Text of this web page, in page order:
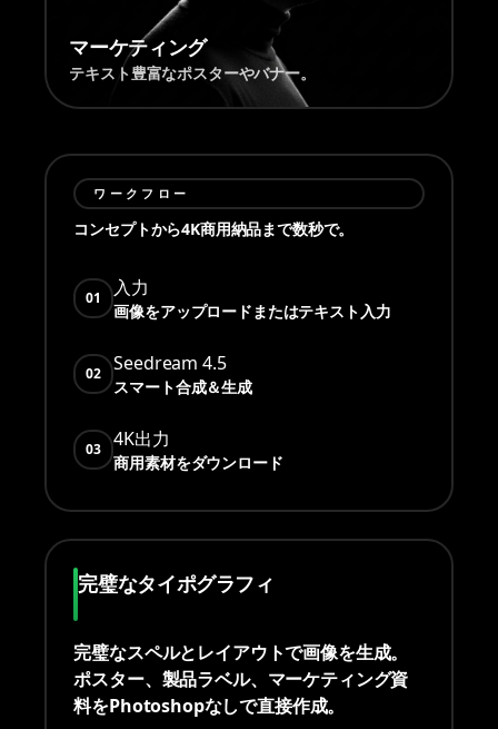
マーケティング
テキスト豊富なポスターやバナー。
ワークフロー
コンセプトから4K商用納品まで数秒で。
01 入力
画像をアップロードまたはテキスト入力
02 Seedream 4.5
スマート合成＆生成
03 4K出力
商用素材をダウンロード
完璧なタイポグラフィ
完璧なスペルとレイアウトで画像を生成。
ポスター、製品ラベル、マーケティング資
料をPhotoshopなしで直接作成。